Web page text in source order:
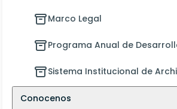
Marco Legal
Programa Anual de
Sistema Institucional de
Conocenos